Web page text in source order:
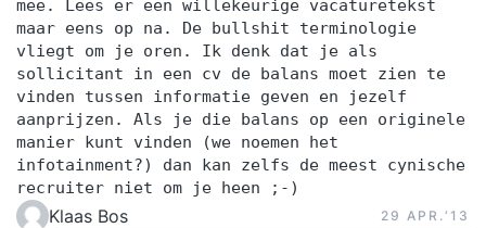
mee. Lees er een willekeurige vacaturetekst
maar eens op na. De bullshit terminologie
vliegt om je oren. Ik denk dat je als
sollicitant in een cv de balans moet zien te
vinden tussen informatie geven en jezelf
aanprijzen. Als je die balans op een originele
manier kunt vinden (we noemen het
infotainment?) dan kan zelfs de meest cynische
recruiter niet om je heen ;-)
Klaas Bos 29 APR.‘13